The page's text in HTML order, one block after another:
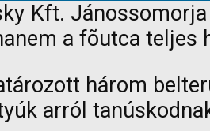
Kft.
a fõutca teljes
három
arról